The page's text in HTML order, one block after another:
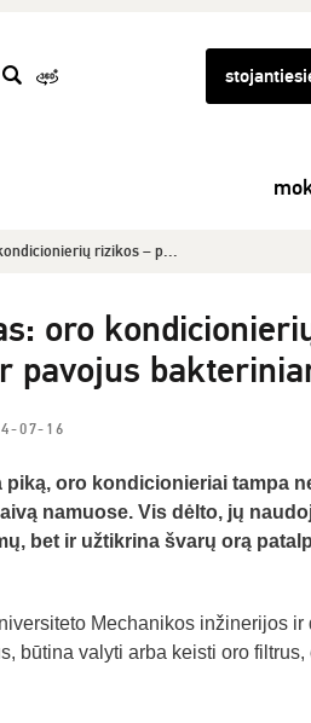
rizikos – p...
oro
pavojus
07-16
piką, oro kondicionieriai tampa
namuose. Vis dėlto, jų
bet ir užtikrina švarų orą
Mechanikos inžinerijos
būtina valyti arba keisti oro